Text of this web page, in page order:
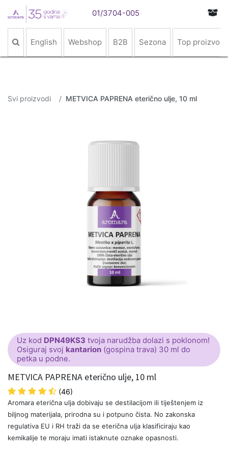
01/3704-005
English Webshop B2B Sezona Top proizvodi
Svi proizvodi METVICA PAPRENA eterično ulje, 10 ml
Uz kod DPN49KS3 tvoja narudžba dolazi s poklonom!
Osiguraj svoj kantarion (gospina trava) 30 ml do
petka u podne.
METVICA PAPRENA eterično ulje, 10 ml
(46)
Aromara eterična ulja dobivaju se destilacijom ili tiještenjem iz
biljnog materijala, prirodna su i potpuno čista. No zakonska
regulativa EU i RH traži da se eterična ulja klasificiraju kao
kemikalije te moraju imati istaknute oznake opasnosti.